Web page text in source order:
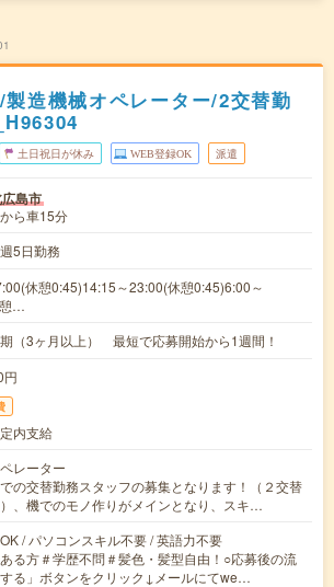
造機械オペレーター/2交替勤
土日祝日が休み WEB登録OK 派遣
島市
ら車15分
5日勤務
休憩0:45)14:15～23:00(休憩0:45)6:00～
…
（3ヶ月以上） 最短で応募開始から1週間！
円
内支給
レーター
の交替勤務スタッフの募集となります！（２交替
、機でのモノ作りがメインとなり、スキ…
/ パソコンスキル不要 / 英語力不要
る方＃学歴不問＃髪色・髪型自由！○応募後の流
る」ボタンをクリック↓メールにてwe…